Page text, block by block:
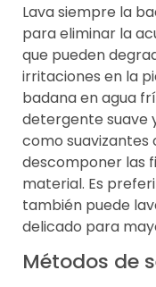
Lava siempre la
para eliminar la
que pueden
irritaciones en la
badana en agua
detergente suave
como suavizantes
descomponer las
material. Es
también puede
delicado para
Métodos de